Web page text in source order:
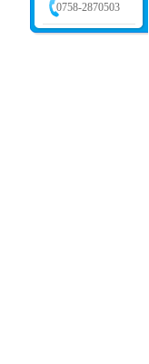
0758-2870503